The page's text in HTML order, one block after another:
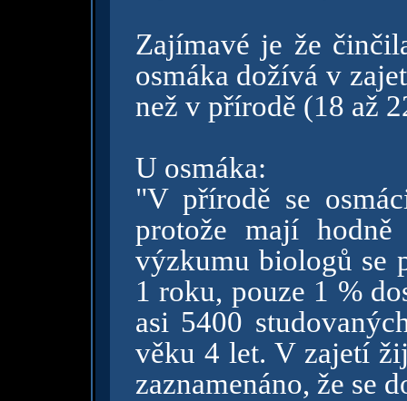
Zajímavé je že
osmáka dožívá v
než v přírodě (18 až
U osmáka:
"V přírodě se
protože mají hodně
výzkumu biologů se
1 roku, pouze 1 %
asi 5400
věku 4 let. V zajetí
zaznamenáno, že se